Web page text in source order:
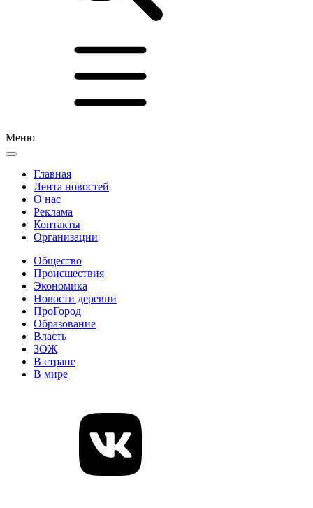
Меню
Главная
Лента новостей
О нас
Реклама
Контакты
Организации
Общество
Происшествия
Экономика
Новости деревни
ПроГород
Образование
Власть
ЗОЖ
В стране
В мире